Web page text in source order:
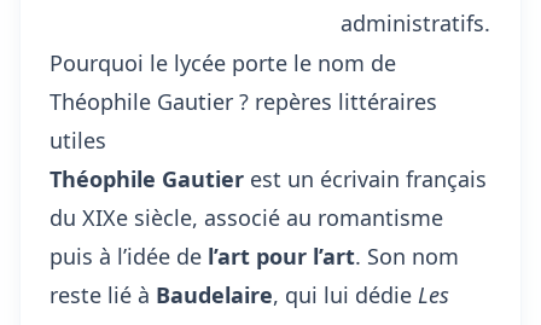
administratifs.
Pourquoi le lycée porte le nom de
Théophile Gautier ? repères littéraires
utiles
Théophile Gautier est un écrivain français
du XIXe siècle, associé au romantisme
puis à l’idée de l’art pour l’art. Son nom
reste lié à Baudelaire, qui lui dédie Les